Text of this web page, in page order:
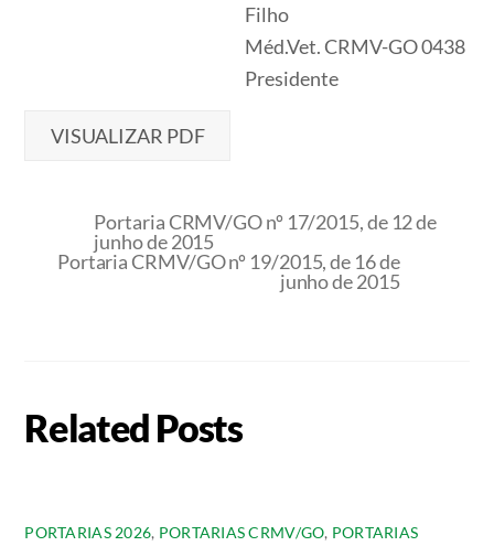
Filho
Méd.Vet. CRMV-GO 0438
Presidente
VISUALIZAR PDF
Portaria CRMV/GO nº 17/2015, de 12 de
junho de 2015
Portaria CRMV/GO nº 19/2015, de 16 de
junho de 2015
Related Posts
PORTARIAS 2026, PORTARIAS CRMV/GO, PORTARIAS